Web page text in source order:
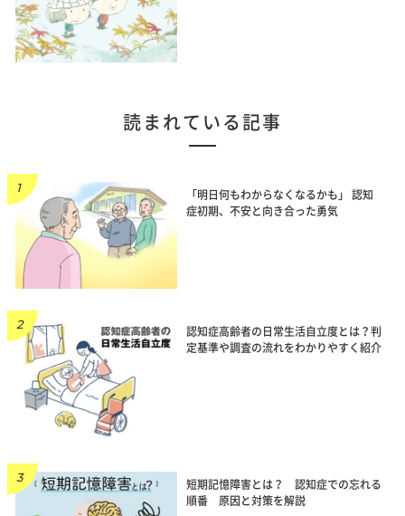
読まれている記事
「明日何もわからなくなるかも」 認知
症初期、不安と向き合った勇気
認知症高齢者の日常生活自立度とは？判
定基準や調査の流れをわかりやすく紹介
短期記憶障害とは？ 認知症での忘れる
順番 原因と対策を解説